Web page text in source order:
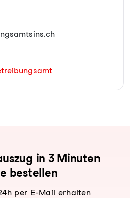
in 3 Minuten
bestellen
per E-Mail erhalten